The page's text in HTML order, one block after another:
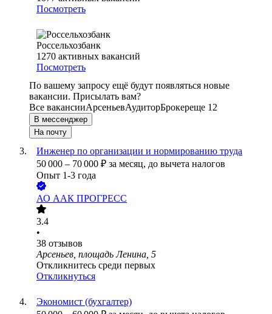
Посмотреть
Россельхозбанк
1270 активных вакансий
Посмотреть
По вашему запросу ещё будут появляться новые
вакансии. Присылать вам?
Все вакансииАрсеньевАудиторБрокереще 12
В мессенджер
На почту
Инженер по организации и нормированию труда
50 000 – 70 000 ₽ за месяц, до вычета налогов
Опыт 1-3 года
АО ААК ПРОГРЕСС
3.4
•
38 отзывов
Арсеньев, площадь Ленина, 5
Откликнитесь среди первых
Откликнуться
Экономист (бухгалтер)